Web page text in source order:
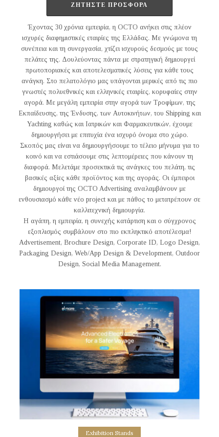
ΖΗΤΗΣΤΕ ΠΡΟΣΦΟΡΑ
Έχοντας 30 χρόνια εμπειρία, η OCTO ανήκει στις πλέον
ισχυρές διαφημιστικές εταιρίες της Ελλάδας. Με γνώμονα τη
συνέπεια και τη συνεργασία, χτίζει ισχυρούς δεσμούς με τους
πελάτες της. Δουλεύοντας πάντα με στρατηγική δημιουργεί
πρωτοποριακές και αποτελεσματικές λύσεις για κάθε τους
ανάγκη. Στο πελατολόγιο μας υπάγονται μερικές από τις πιο
γνωστές πολυεθνικές και ελληνικές εταιρίες, κορυφαίες στην
αγορά. Με μεγάλη εμπειρία στην αγορά των Τροφίμων, της
Εκπαίδευσης, της Ένδυσης, των Αυτοκινήτων, του Shipping και
Yachting καθώς και Ιατρικών και Φαρμακευτικών, έχουμε
δημιουργήσει με επιτυχία ένα ισχυρό όνομα στο χώρο.
Σκοπός μας είναι να δημιουργήσουμε το τέλειο μήνυμα για το
κοινό και να εστιάσουμε στις λεπτομέρειες που κάνουν τη
διαφορά. Μελετάμε προσεκτικά τις ανάγκες του πελάτη, τις
βασικές αξίες κάθε προϊόντος και της αγοράς. Οι έμπειροι
δημιουργοί της OCTO Advertising αναλαμβάνουν με
ενθουσιασμό κάθε νέο project και με πάθος το μετατρέπουν σε
καλλιτεχνική δημιουργία.
Η αγάπη, η εμπειρία, η συνεχής κατάρτιση και ο σύγχρονος
εξοπλισμός συμβάλουν στο πιο εκπληκτικό αποτέλεσμα!
Advertisement, Brochure Design, Corporate ID, Logo Design,
Packaging Design, Web/App Design & Development, Outdoor
Design, Social Media Management.
Exhibition Stands